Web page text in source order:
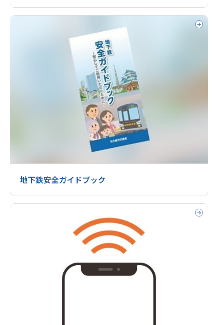
地下鉄安全ガイドブック